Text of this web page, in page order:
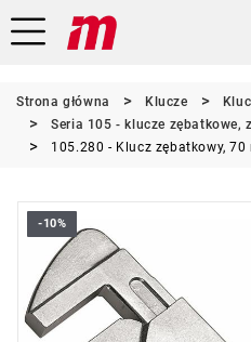
Strona główna Klucze
Seria 105 - klucze zębatkowe,
105.280 - Klucz zębatkowy, 70
-10%